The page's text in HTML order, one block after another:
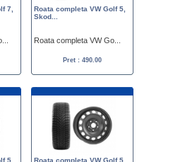
7,
Roata completa VW Golf 5,
Skod...
Roata completa VW Go...
Pret : 490.00
5, Roata completa VW Golf 5,